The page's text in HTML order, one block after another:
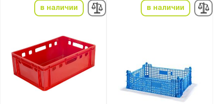
в наличии в наличии